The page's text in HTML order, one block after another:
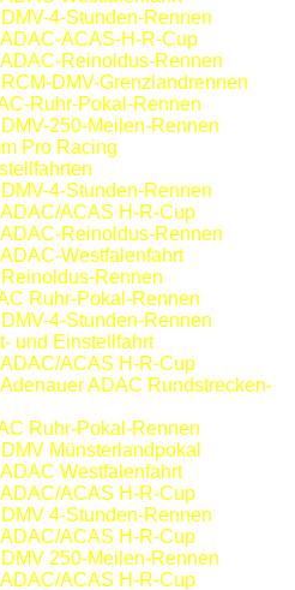
4-Stunden-Rennen
ACAS-H-R-Cup
Reinoldus-Rennen
DMV-Grenzlandrennen
Ruhr-Pokal-Rennen
250-Meilen-Rennen
Pro Racing
4-Stunden-Rennen
ACAS H-R-Cup
Reinoldus-Rennen
Westfalenfahrt
Rennen
Ruhr-Pokal-Rennen
4-Stunden-Rennen
und Einstellfahrt
ACAS H-R-Cup
ADAC Rundstrecken-
Ruhr-Pokal-Rennen
Münsterlandpokal
Westfalenfahrt
ACAS H-R-Cup
4-Stunden-Rennen
ACAS H-R-Cup
250-Meilen-Rennen
ACAS H-R-Cup